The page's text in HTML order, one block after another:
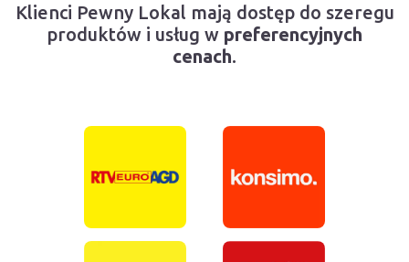
Klienci Pewny Lokal mają dostęp do szeregu
produktów i usług w preferencyjnych
cenach.